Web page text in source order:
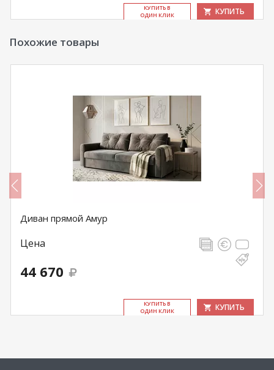
КУ­ПИТЬ В
ОДИН КЛИК
КУПИТЬ
Похожие товары
Диван прямой Амур
Цена
44 670
КУ­ПИТЬ В
ОДИН КЛИК
КУПИТЬ